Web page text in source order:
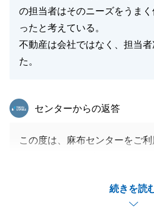
の担当者はそのニーズをうま
ったと考えている。
不動産は会社ではなく、担当
た。
続きを読
東急リバブル
センターからの返答
この度は、麻布センターをご
ろと教えていただくことばか
本当にありがとうございました